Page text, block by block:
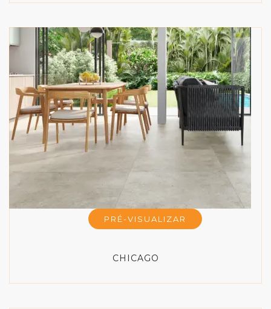
PRÉ-VISUALIZAR
CHICAGO